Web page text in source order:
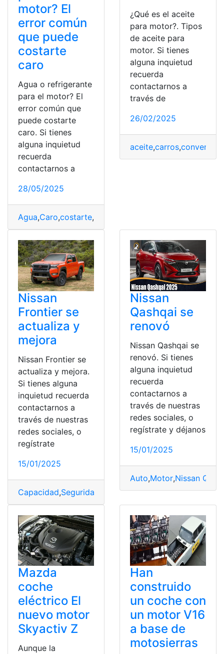
motor? El
error común
que puede
costarte
caro
Agua o refrigerante
para el motor? El
error común que
puede costarte
caro. Si tienes
alguna inquietud
recuerda
contactarnos a
28/05/2025
Agua,Caro,costarte,
¿Qué es el aceite
para motor?. Tipos
de aceite para
motor. Si tienes
alguna inquietud
recuerda
contactarnos a
través de
26/02/2025
aceite,carros,
Nissan
Frontier se
actualiza y
mejora
Nissan Frontier se
actualiza y mejora.
Si tienes alguna
inquietud recuerda
contactarnos a
través de nuestras
redes sociales, o
regístrate
15/01/2025
Capacidad,Seguridad
Nissan
Qashqai se
renovó
Nissan Qashqai se
renovó. Si tienes
alguna inquietud
recuerda
contactarnos a
través de nuestras
redes sociales, o
regístrate y déjanos
15/01/2025
Auto,Motor,Nissan
Mazda
coche
eléctrico El
nuevo motor
Skyactiv Z
Aunque la
Han
construido
un coche con
un motor V16
a base de
motosierras